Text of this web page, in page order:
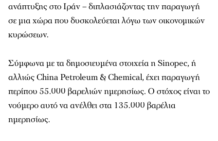
ανάπτυξης στο Ιράν – διπλασιάζοντας την παραγωγή
σε μια χώρα που δυσκολεύεται λόγω των οικονομικών
κυρώσεων.
Σύμφωνα με τα δημοσιευμένα στοιχεία η Sinopec, ή
αλλιώς China Petroleum & Chemical, έχει παραγωγή
περίπου 55.000 βαρελιών ημερησίως. Ο στόχος είναι το
νούμερο αυτό να ανέλθει στα 135.000 βαρέλια
ημερησίως.